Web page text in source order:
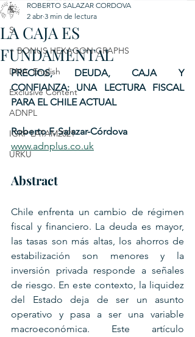
E
S
+ BONUS HEXAGON GRAPHS
DNA: English
Exclusive Content
ADNPL
IGRP LATAM2021
URKU
LA CAJA ES
FUNDAMENTAL
ROBERTO SALAZAR CORDOVA
2 abr 3 min de lectura
PRECIOS, DEUDA, CAJA Y
CONFIANZA: UNA LECTURA FISCAL
PARA EL CHILE ACTUAL
Roberto F. Salazar-Córdova
www.adnplus.co.uk
Abstract
Chile enfrenta un cambio de régimen
fiscal y financiero. La deuda es mayor,
las tasas son más altas, los ahorros de
estabilización son menores y la
inversión privada responde a señales
de riesgo. En este contexto, la liquidez
del Estado deja de ser un asunto
operativo y pasa a ser una variable
macroeconómica. Este artículo